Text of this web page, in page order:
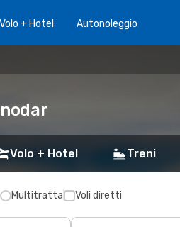
Volo + Hotel Autonoleggio
Volo + Hotel Treni
Multitratta Voli diretti